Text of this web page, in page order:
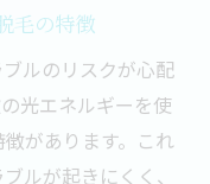
毛の特徴
ルのリスクが心配
光エネルギーを使
があります。これ
ルが起きにくく、